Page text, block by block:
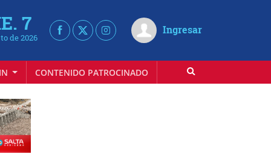
7
de 2026
Ingresar
CONTENIDO PATROCINADO